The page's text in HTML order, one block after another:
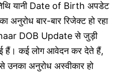
यानी Date of Birth अपडेट
बार-बार रिजेक्ट हो रहा
DOB Update से जुड़ी
हैं। कई लोग आवेदन कर देते हैं,
उनका अनुरोध अस्वीकार हो